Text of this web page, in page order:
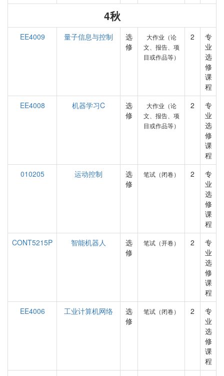
4秋
EE4009 量子信息与控制
选
修
大作业（论
文、报告、项
目或作品等）
2
专
业
选
修
课
程
EE4008
机器学习C
选
修
大作业（论
文、报告、项
目或作品等）
2
专
业
选
修
课
程
010205
运动控制
选
修
笔试（闭卷） 2
专
业
选
修
课
程
CONT5215P
智能机器人
选
修
笔试（开卷） 2
专
业
选
修
课
程
EE4006
工业计算机网络
选
修
笔试（闭卷） 2
专
业
选
修
课
程